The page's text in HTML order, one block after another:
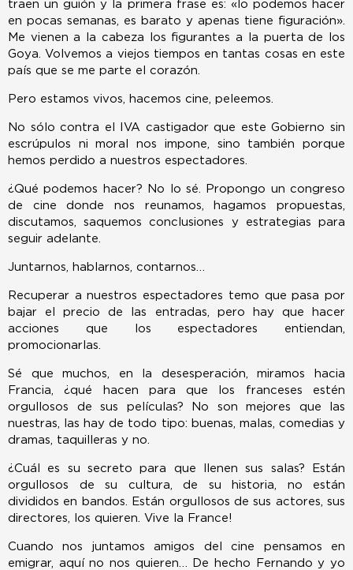
traen un guión y la primera frase es: «lo podemos hacer
en pocas semanas, es barato y apenas tiene figuración».
Me vienen a la cabeza los figurantes a la puerta de los
Goya. Volvemos a viejos tiempos en tantas cosas en este
país que se me parte el corazón.
Pero estamos vivos, hacemos cine, peleemos.
No sólo contra el IVA castigador que este Gobierno sin
escrúpulos ni moral nos impone, sino también porque
hemos perdido a nuestros ­espectadores.
¿Qué podemos hacer? No lo sé. Propongo un congreso
de cine donde nos reunamos, hagamos propuestas,
discutamos, saquemos conclusiones y estrategias para
seguir adelante.
Juntarnos, hablarnos, contarnos…
Recuperar a nuestros espectadores temo que pasa por
bajar el precio de las entradas, pero hay que hacer
acciones que los espectadores entiendan,
promocionarlas.
Sé que muchos, en la desesperación, miramos hacia
Francia, ¿qué hacen para que los franceses estén
orgullosos de sus películas? No son mejores que las
nuestras, las hay de todo tipo: buenas, malas, comedias y
dramas, taquilleras y no.
¿Cuál es su secreto para que llenen sus salas? Están
orgullosos de su cultura, de su historia, no están
divididos en bandos. Están orgullosos de sus actores, sus
directores, los quieren. Vive la France!
Cuando nos juntamos amigos del cine pensamos en
emigrar, aquí no nos quieren… De hecho Fernando y yo